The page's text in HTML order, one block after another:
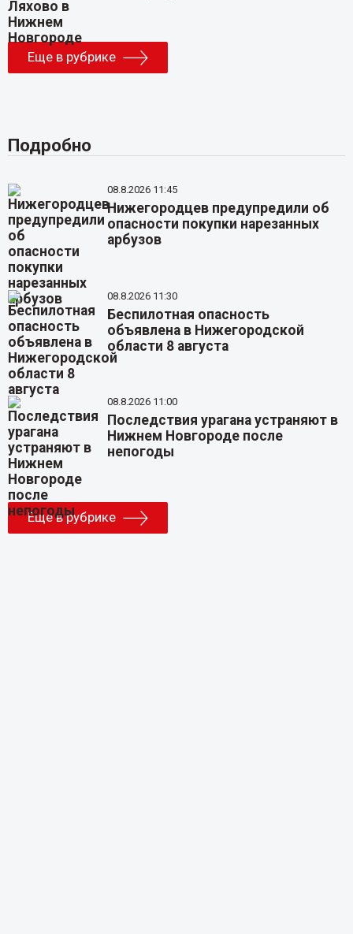
Еще в рубрике
Подробно
08.8.2026 11:45
Нижегородцев предупредили об
опасности покупки нарезанных
арбузов
08.8.2026 11:30
Беспилотная опасность
объявлена в Нижегородской
области 8 августа
08.8.2026 11:00
Последствия урагана устраняют в
Нижнем Новгороде после
непогоды
Еще в рубрике